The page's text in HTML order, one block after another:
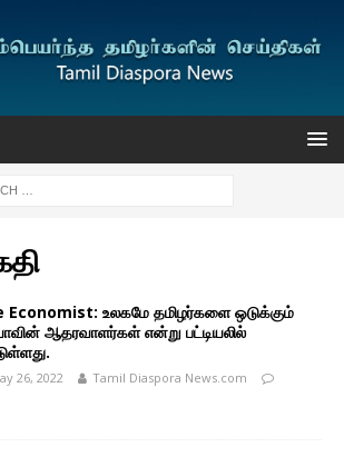
Economist: உலகமே தமிழர்களை ஒடுக்கும்
ஆதரவாளர்கள் என்று பட்டியலில்
26, 2022
Tamil Diaspora News.com